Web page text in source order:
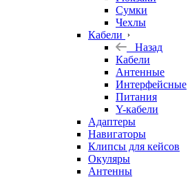
Сумки
Чехлы
Кабели
Назад
Кабели
Антенные
Интерфейсные
Питания
Y-кабели
Адаптеры
Навигаторы
Клипсы для кейсов
Окуляры
Антенны